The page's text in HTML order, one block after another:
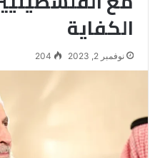
الكفاية
نوفمبر 2, 2023 204